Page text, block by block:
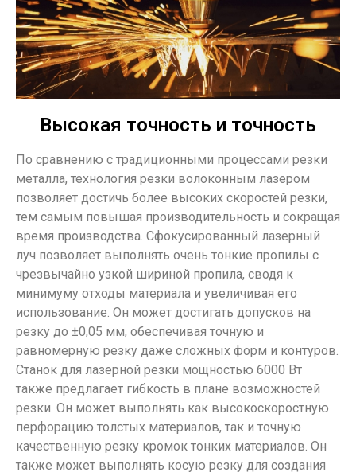
Высокая точность и точность
По сравнению с традиционными процессами резки
металла, технология резки волоконным лазером
позволяет достичь более высоких скоростей резки,
тем самым повышая производительность и сокращая
время производства. Сфокусированный лазерный
луч позволяет выполнять очень тонкие пропилы с
чрезвычайно узкой шириной пропила, сводя к
минимуму отходы материала и увеличивая его
использование. Он может достигать допусков на
резку до ±0,05 мм, обеспечивая точную и
равномерную резку даже сложных форм и контуров.
Станок для лазерной резки мощностью 6000 Вт
также предлагает гибкость в плане возможностей
резки. Он может выполнять как высокоскоростную
перфорацию толстых материалов, так и точную
качественную резку кромок тонких материалов. Он
также может выполнять косую резку для создания